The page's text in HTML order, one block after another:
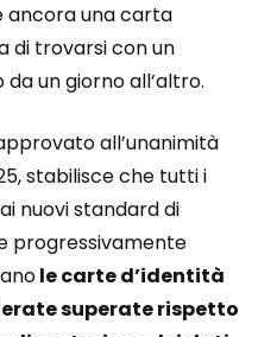
ancora una carta
di trovarsi con un
un giorno all’altro.
all’unanimità
stabilisce che tutti i
nuovi standard di
progressivamente
le carte d’identità
superate rispetto